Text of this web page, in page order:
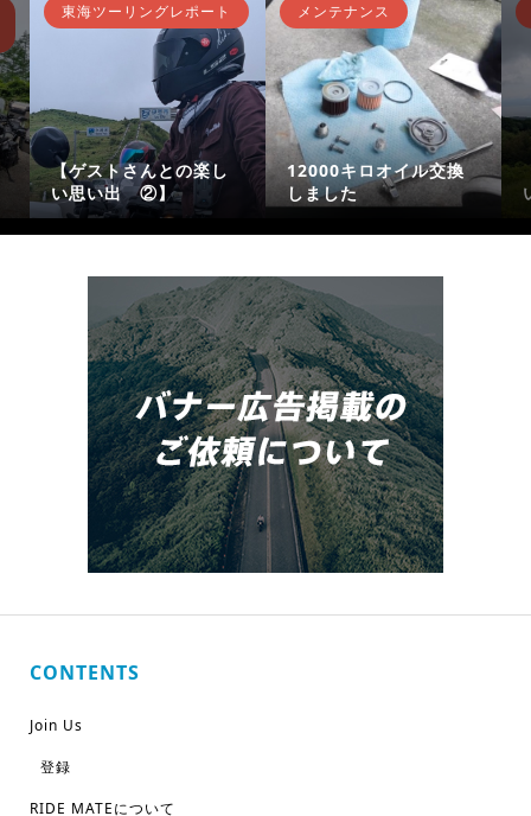
東海ツーリングレポート
【ゲストさんとの楽し
い思い出 ②】
メンテナンス
12000キロオイル交換
しました
CONTENTS
Join Us
登録
RIDE MATEについて